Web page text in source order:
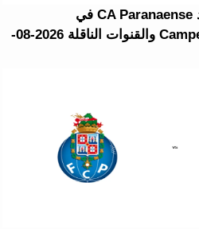
موعد مباراة Santos FC ضد CA Paranaense في
Campeonato Brasileiro Série A والقنوات الناقلة 2026-08-